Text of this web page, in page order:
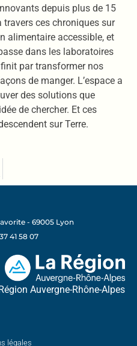
depuis plus de 15
travers ces chroniques sur
alimentaire accessible, et
dans les laboratoires
par transformer nos
de manger. L’espace a
des solutions que
de chercher. Et ces
sur Terre.
- 69005 Lyon
41 58 07
Auvergne-Rhône-Alpes
légales